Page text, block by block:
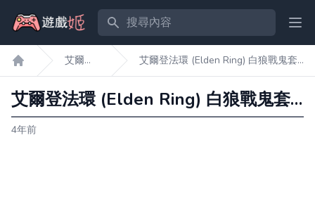
搜尋內容
遊戲姬首頁
艾爾登
法環
艾爾登法環 (Elden Ring) 白狼戰鬼套
裝刷取地點
艾爾登法環 (Elden Ring) 白狼戰鬼套裝刷取地點
4年前